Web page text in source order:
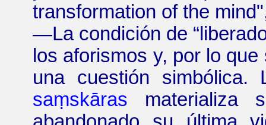
transformation of the mind
—La condición de
los aforismos y, por lo
una cuestión
saṃskāras materializa